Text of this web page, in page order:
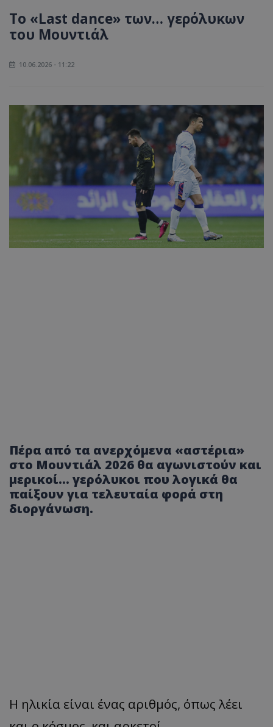
Το «Last dance» των… γερόλυκων
του Μουντιάλ
10.06.2026 - 11:22
Πέρα από τα ανερχόμενα «αστέρια»
στο Μουντιάλ 2026 θα αγωνιστούν και
μερικοί... γερόλυκοι που λογικά θα
παίξουν για τελευταία φορά στη
διοργάνωση.
Η ηλικία είναι ένας αριθμός, όπως λέει